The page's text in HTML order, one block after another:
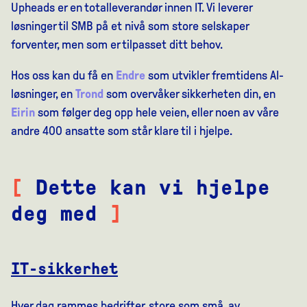
Upheads er en totalleverandør innen IT. Vi leverer
løsninger til SMB på et nivå som store selskaper
forventer, men som er tilpasset ditt behov.
Hos oss kan du få en Endre som utvikler fremtidens AI-
løsninger, en Trond som overvåker sikkerheten din, en
Eirin som følger deg opp hele veien, eller noen av våre
andre 400 ansatte som står klare til i hjelpe.
[ Dette kan vi hjelpe
deg med ]
IT-sikkerhet